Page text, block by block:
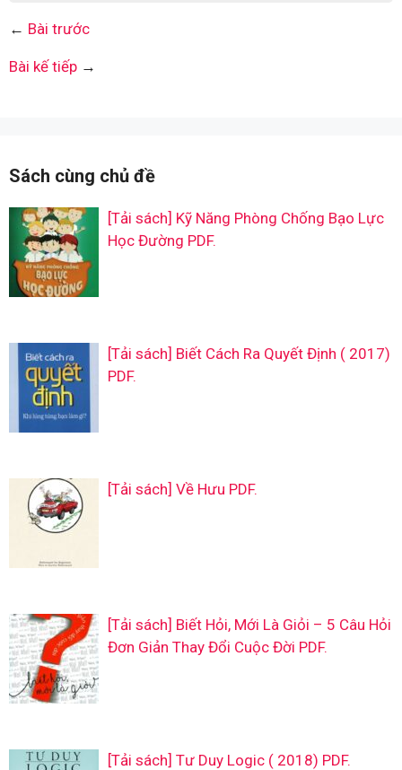
← Bài trước
Bài kế tiếp →
Sách cùng chủ đề
[Tải sách] Kỹ Năng Phòng Chống Bạo Lực
Học Đường PDF.
[Tải sách] Biết Cách Ra Quyết Định ( 2017)
PDF.
[Tải sách] Về Hưu PDF.
[Tải sách] Biết Hỏi, Mới Là Giỏi – 5 Câu Hỏi
Đơn Giản Thay Đổi Cuộc Đời PDF.
[Tải sách] Tư Duy Logic ( 2018) PDF.